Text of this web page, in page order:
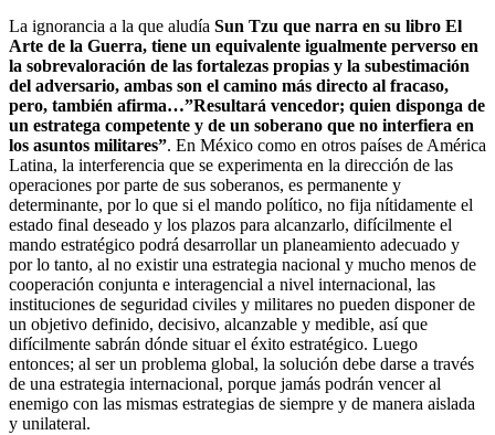
La ignorancia a la que aludía Sun Tzu que narra en su libro El
Arte de la Guerra, tiene un equivalente igualmente perverso en
la sobrevaloración de las fortalezas propias y la subestimación
del adversario, ambas son el camino más directo al fracaso,
pero, también afirma…”Resultará vencedor; quien disponga de
un estratega competente y de un soberano que no interfiera en
los asuntos militares”. En México como en otros países de América
Latina, la interferencia que se experimenta en la dirección de las
operaciones por parte de sus soberanos, es permanente y
determinante, por lo que si el mando político, no fija nítidamente el
estado final deseado y los plazos para alcanzarlo, difícilmente el
mando estratégico podrá desarrollar un planeamiento adecuado y
por lo tanto, al no existir una estrategia nacional y mucho menos de
cooperación conjunta e interagencial a nivel internacional, las
instituciones de seguridad civiles y militares no pueden disponer de
un objetivo definido, decisivo, alcanzable y medible, así que
difícilmente sabrán dónde situar el éxito estratégico. Luego
entonces; al ser un problema global, la solución debe darse a través
de una estrategia internacional, porque jamás podrán vencer al
enemigo con las mismas estrategias de siempre y de manera aislada
y unilateral.